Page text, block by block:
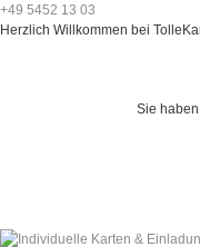
+49 5452 13 03
Herzlich Willkommen bei
Sie